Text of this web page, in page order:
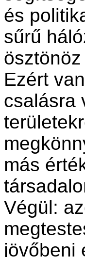
és
sűrű
Ezért
csalásra
más
Végül:
jövőbeni